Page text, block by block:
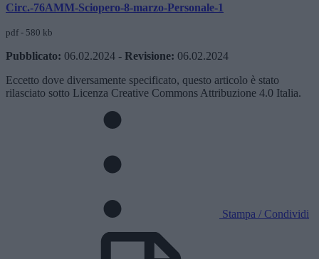
Circ.-76AMM-Sciopero-8-marzo-Personale-1
pdf - 580 kb
Pubblicato: 06.02.2024 - Revisione: 06.02.2024
Eccetto dove diversamente specificato, questo articolo è stato
rilasciato sotto Licenza Creative Commons Attribuzione 4.0 Italia.
Stampa / Condividi